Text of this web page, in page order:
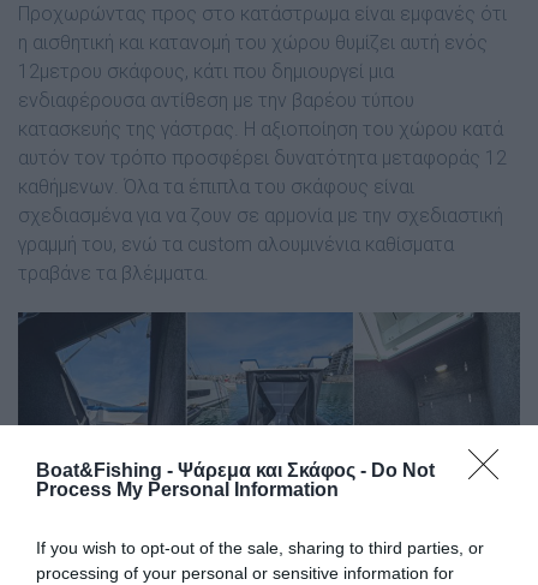
Boat&Fishing - Ψάρεμα και Σκάφος - Do Not
Process My Personal Information
If you wish to opt-out of the sale, sharing to third parties, or
processing of your personal or sensitive information for
Προχωρώντας προς στο κατάστρωμα είναι εμφανές ότι
η αισθητική και κατανομή του χώρου θυμίζει αυτή ενός
12μετρου σκάφους, κάτι που δημιουργεί μια
ενδιαφέρουσα αντίθεση με την βαρέου τύπου
κατασκευής της γάστρας. Η αξιοποίηση του χώρου κατά
αυτόν τον τρόπο προσφέρει δυνατότητα μεταφοράς 12
καθήμενων. Όλα τα έπιπλα του σκάφους είναι
σχεδιασμένα για να ζουν σε αρμονία με την σχεδιαστική
γραμμή του, ενώ τα custom αλουμινένια καθίσματα
τραβάνε τα βλέμματα.
Στην πλώρη βρίσκεται ένας μεγάλος καναπές, μήκους